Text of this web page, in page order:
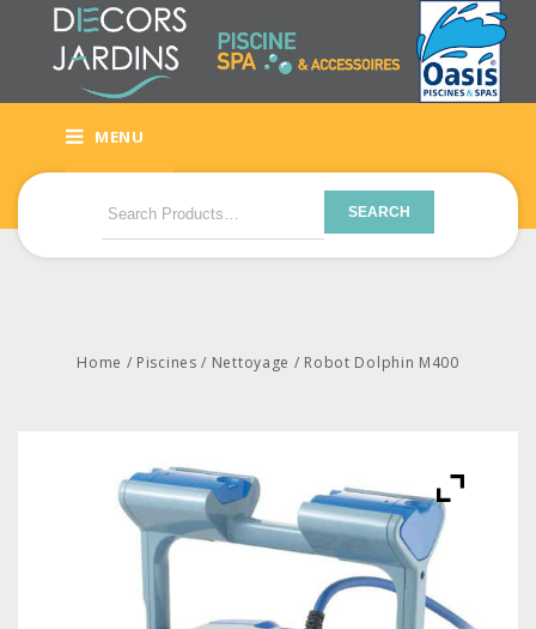
MENU
SEARCH
Home / Piscines / Nettoyage / Robot Dolphin M400